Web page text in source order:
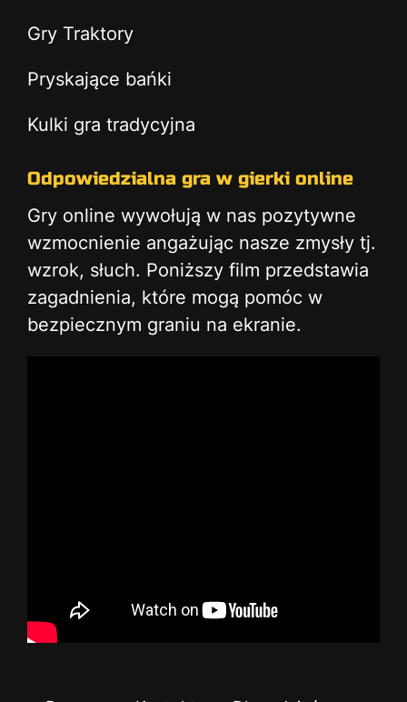
Gry Traktory
Pryskające bańki
Kulki gra tradycyjna
Odpowiedzialna gra w gierki online
Gry online wywołują w nas pozytywne
wzmocnienie angażując nasze zmysły tj.
wzrok, słuch. Poniższy film przedstawia
zagadnienia, które mogą pomóc w
bezpiecznym graniu na ekranie.